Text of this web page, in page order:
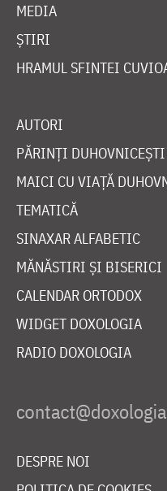
MEDIA
ȘTIRI
HRAMUL SFINTEI
AUTORI
PĂRINȚI DUHOVNICEȘTI
MAICI CU VIAȚĂ
TEMATICĂ
SINAXAR ALFABETIC
MĂNĂSTIRI ȘI BISERICI
CALENDAR ORTODOX
WIDGET DOXOLOGIA
RADIO DOXOLOGIA
DESPRE NOI